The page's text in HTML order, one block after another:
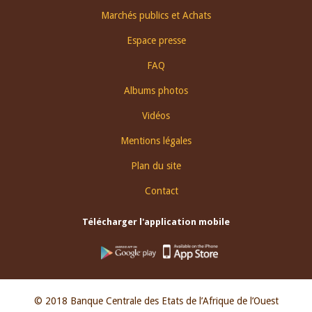
Marchés publics et Achats
Espace presse
FAQ
Albums photos
Vidéos
Mentions légales
Plan du site
Contact
Télécharger l'application mobile
© 2018 Banque Centrale des Etats de l’Afrique de l’Ouest